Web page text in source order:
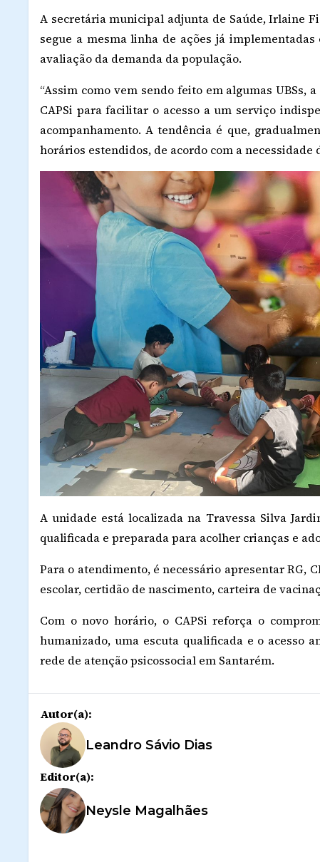
A secretária municipal adjunta de Saúde, Irlaine
segue a mesma linha de ações já
avaliação da demanda da população.
“Assim como vem sendo feito em algumas
CAPSi para facilitar o acesso a um serviço
acompanhamento. A tendência é que,
horários estendidos, de acordo com a necessidade
A unidade está localizada na Travessa Silva
qualificada e preparada para acolher crianças e
Para o atendimento, é necessário apresentar RG,
escolar, certidão de nascimento, carteira de
Com o novo horário, o CAPSi reforça o
humanizado, uma escuta qualificada e o acesso
rede de atenção psicossocial em Santarém.
Autor(a):
Leandro Sávio Dias
Editor(a):
Neysle Magalhães